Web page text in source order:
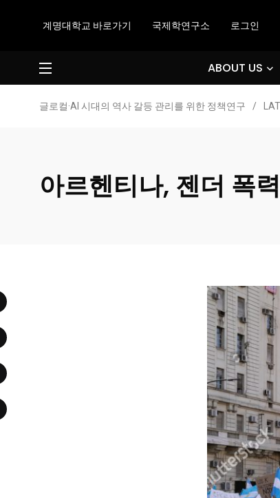
계명대학교 바로가기 국제학연구소 로그인
ABOUT US
글로컬·AI 시대의 역사 갈등 관리를 위한 정책연구 /
아르헨티나, 젠더 폭